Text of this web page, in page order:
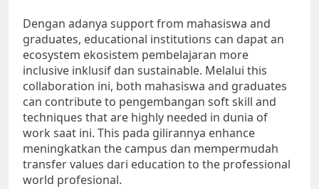
Dengan adanya support from mahasiswa and
graduates, educational institutions can dapat an
ecosystem ekosistem pembelajaran more
inclusive inklusif dan sustainable. Melalui this
collaboration ini, both mahasiswa and graduates
can contribute to pengembangan soft skill and
techniques that are highly needed in dunia of
work saat ini. This pada gilirannya enhance
meningkatkan the campus dan mempermudah
transfer values dari education to the professional
world profesional.